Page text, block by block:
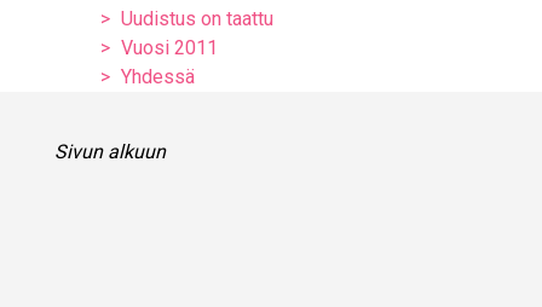
Uudistus on taattu
Vuosi 2011
Yhdessä
Sivun alkuun